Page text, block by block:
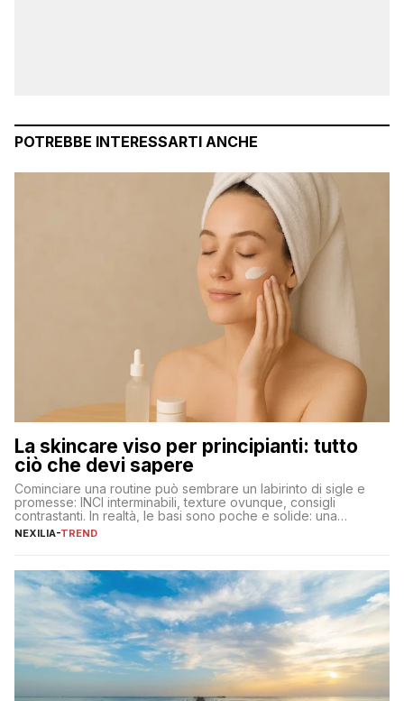
POTREBBE INTERESSARTI ANCHE
La skincare viso per principianti: tutto
ciò che devi sapere
Cominciare una routine può sembrare un labirinto di sigle e
promesse: INCI interminabili, texture ovunque, consigli
contrastanti. In realtà, le basi sono poche e solide: una
detersione delicata che non impoverisce, un’idratazione
tutto il resto. […]
NEXILIA-TREND